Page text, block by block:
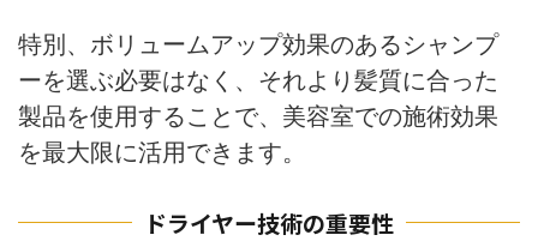
特別、ボリュームアップ効果のあるシャンプ
ーを選ぶ必要はなく、それより髪質に合った
製品を使用することで、美容室での施術効果
を最大限に活用できます。
ドライヤー技術の重要性